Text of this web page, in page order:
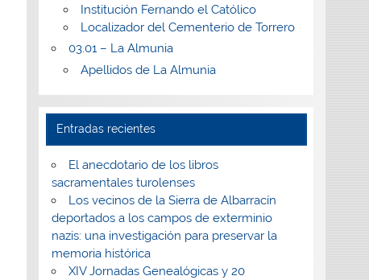
Institución Fernando el Católico
Localizador del Cementerio de Torrero
03.01 – La Almunia
Apellidos de La Almunia
Entradas recientes
El anecdotario de los libros
sacramentales turolenses
Los vecinos de la Sierra de Albarracín
deportados a los campos de exterminio
nazis: una investigación para preservar la
memoria histórica
XIV Jornadas Genealógicas y 20